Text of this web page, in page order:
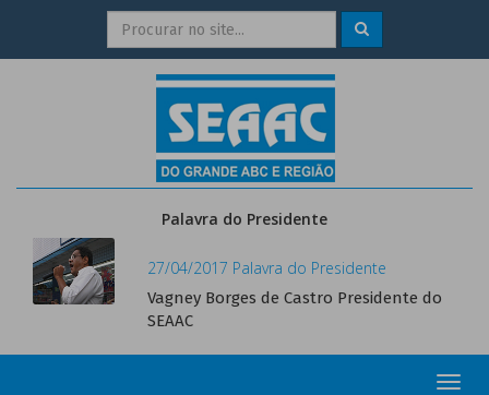
Palavra do Presidente
27/04/2017 Palavra do Presidente
Vagney Borges de Castro Presidente do
SEAAC